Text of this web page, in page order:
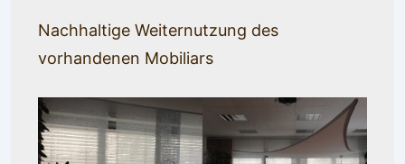
Nachhaltige Weiternutzung des
vorhandenen Mobiliars